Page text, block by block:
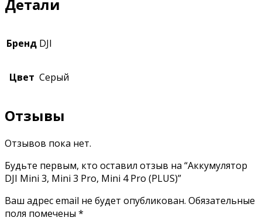
Детали
Бренд DJI
Цвет Серый
Отзывы
Отзывов пока нет.
Будьте первым, кто оставил отзыв на “Аккумулятор
DJI Mini 3, Mini 3 Pro, Mini 4 Pro (PLUS)”
Ваш адрес email не будет опубликован. Обязательные
поля помечены *